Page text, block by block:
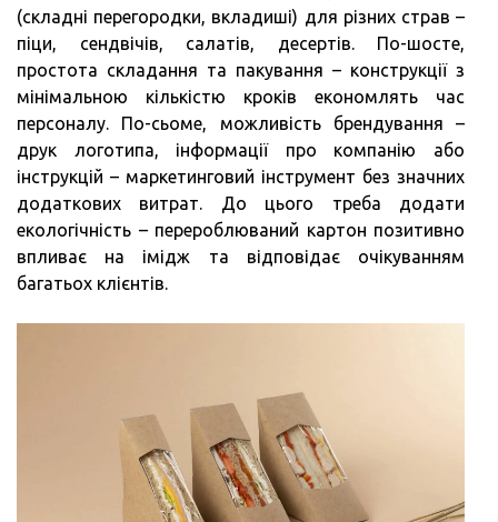
(складні перегородки, вкладиші) для різних страв –
піци, сендвічів, салатів, десертів. По-шосте,
простота складання та пакування – конструкції з
мінімальною кількістю кроків економлять час
персоналу. По-сьоме, можливість брендування –
друк логотипа, інформації про компанію або
інструкцій – маркетинговий інструмент без значних
додаткових витрат. До цього треба додати
екологічність – перероблюваний картон позитивно
впливає на імідж та відповідає очікуванням
багатьох клієнтів.